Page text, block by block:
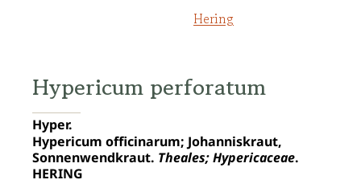
Hering
Hypericum perforatum
Hyper.
Hypericum officinarum; Johanniskraut,
Sonnenwendkraut. Theales; Hypericaceae.
HERING